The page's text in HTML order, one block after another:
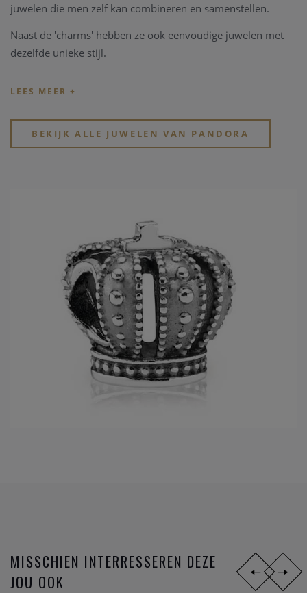
juwelen die men zelf kan combineren en samenstellen.
Naast de 'charms' hebben ze ook eenvoudige juwelen met
dezelfde unieke stijl.
collectie zonder rekening te houden met de bestaande
BEKIJK ALLE JUWELEN VAN PANDORA
MISSCHIEN INTERRESSEREN DEZE
JOU OOK